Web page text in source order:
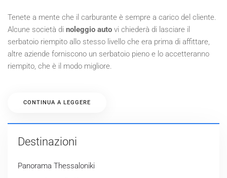
Tenete a mente che il carburante è sempre a carico del cliente.
Alcune società di noleggio auto vi chiederà di lasciare il
serbatoio riempito allo stesso livello che era prima di affittare,
altre aziende forniscono un serbatoio pieno e lo accetteranno
riempito, che è il modo migliore.
CONTINUA A LEGGERE
Destinazioni
Panorama Thessaloniki